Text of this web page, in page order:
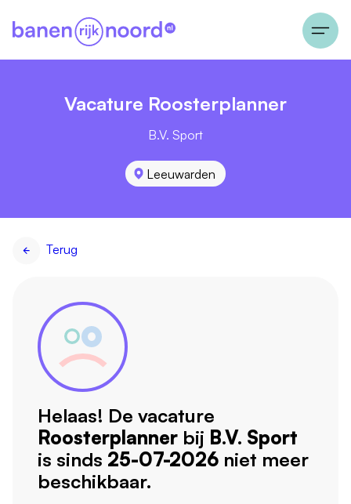
Vacature Roosterplanner
B.V. Sport
Leeuwarden
Terug
Helaas! De vacature
Roosterplanner bij B.V. Sport
is sinds 25-07-2026 niet meer
beschikbaar.